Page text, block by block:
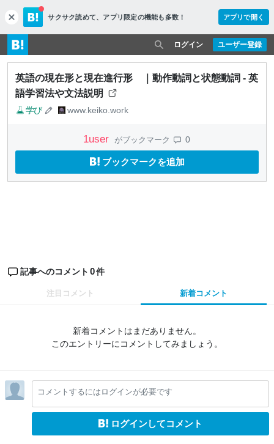
c
l
o
s
e
サクサク読めて、 アプリ限定の機能も多数！ アプリで開く
ユーザー登録
ログイン
英語の現在形と現在進行形 ｜動作動詞と状態動詞 - 英
語学習法や文法説明
学び www.keiko.work
1user がブックマーク 0
ブックマークを追加
記事へのコメント 0件
注目コメント 新着コメント
新着コメントはまだありません。
このエントリーにコメントしてみましょう。
コメントするにはログインが必要です
ログインしてコメント